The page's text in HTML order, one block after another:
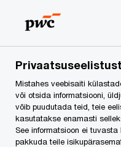
PwC
Indrek
Tuulberg
Mistahes veebisaiti
või otsida informatsiooni,
võib puudutada teid, teie
kasutatakse enamasti
See informatsioon ei
pakkuda teile